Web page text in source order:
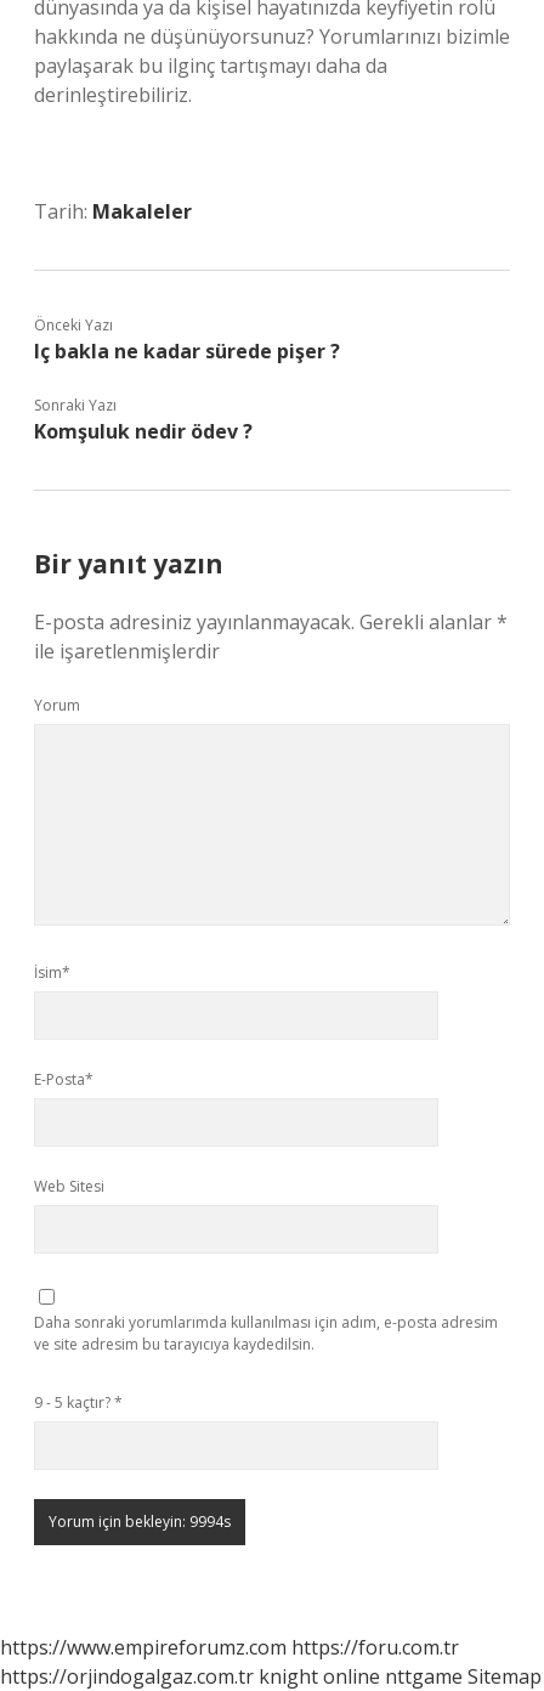
dünyasında ya da kişisel hayatınızda keyfiyetin rolü
hakkında ne düşünüyorsunuz? Yorumlarınızı bizimle
paylaşarak bu ilginç tartışmayı daha da
derinleştirebiliriz.
Tarih: Makaleler
Önceki Yazı
Iç bakla ne kadar sürede pişer ?
Sonraki Yazı
Komşuluk nedir ödev ?
Bir yanıt yazın
E-posta adresiniz yayınlanmayacak. Gerekli alanlar*
ile işaretlenmişlerdir
Yorum
İsim*
E-Posta*
Web Sitesi
Daha sonraki yorumlarımda kullanılması için adım, e-posta adresim
ve site adresim bu tarayıcıya kaydedilsin.
9 - 5 kaçtır?*
https://www.empireforumz.com https://foru.com.tr
https://orjindogalgaz.com.tr knight online nttgame Sitemap